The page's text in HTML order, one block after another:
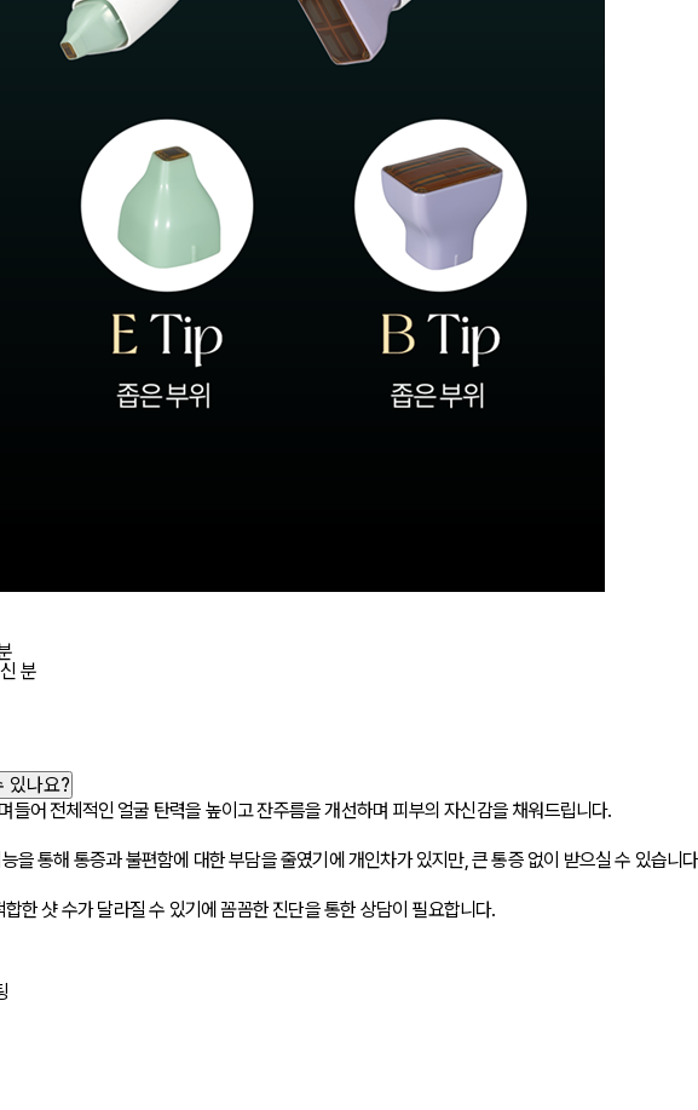
분
있나요?
들어 전체적인 얼굴 탄력을 높이고 잔주름을 개선하며 피부의 자신감을 채워드립니다.
을 통해 통증과 불편함에 대한 부담을 줄였기에 개인차가 있지만, 큰 통증 없이 받으실 수 있습니
한 샷 수가 달라질 수 있기에 꼼꼼한 진단을 통한 상담이 필요합니다.